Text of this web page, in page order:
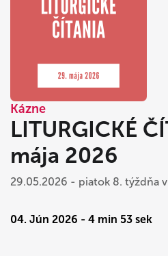
Kázne
LITURGICKÉ
mája 2026
29.05.2026 - piatok 8. týždňa
04. Jún 2026 - 4 min 53 sek